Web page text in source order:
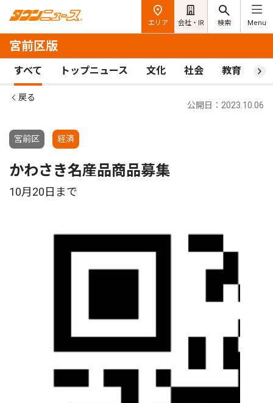
エリア 会社・IR 検索 Menu
宮前区版
すべて トップニュース 文化 社会 教育 ス
戻る
宮前区 経済
公開日：2023.10.06
かわさき名産品商品募集
10月20日まで